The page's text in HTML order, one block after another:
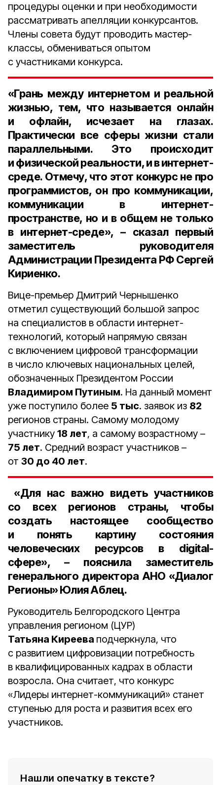
процедуры оценки и при необходимости
рассматривать апелляции конкурсантов.
Члены совета будут проводить мастер-
классы, обмениваться опытом
с участниками конкурса.
«Грань между интернетом и реальной
жизнью, тем, что называется онлайн
и офлайн, исчезает на глазах.
Практически все сферы жизни стали
параллельными. Это происходит
и физической реальности, и в интернет-
среде. Отмечу, что этот конкурс не про
программистов, он про коммуникации,
коммуникации в интернет-
пространстве, но и в общем не только
в интернет-среде», – сказал первый
заместитель руководителя
Администрации Президента РФ Сергей
Кириенко.
Вице-премьер Дмитрий Чернышенко
отметил существующий большой запрос
на специалистов в области интернет-
технологий, который напрямую связан
с включением цифровой трансформации
в число ключевых национальных целей,
обозначенных Президентом России
Владимиром Путиным. На данный момент
уже поступило более 5 тыс. заявок из 82
регионов страны. Самому молодому
участнику 18 лет, а самому возрастному –
75 лет. Средний возраст участников –
от 30 до 40 лет.
«Для нас важно видеть участников
со всех регионов страны, чтобы
создать настоящее сообщество
и понять картину состояния
человеческих ресурсов в digital-
сфере», – пояснила заместитель
генерального директора АНО «Диалог
Регионы» Юлия Аблец.
Руководитель Белгородского Центра
управления регионом (ЦУР)
Татьяна Киреева подчеркнула, что
с развитием цифровизации потребность
в квалифицированных кадрах в области
возросла. Она считает, что конкурс
«Лидеры интернет-коммуникаций» станет
ступенью для роста и развития всех его
участников.
Нашли опечатку в тексте?